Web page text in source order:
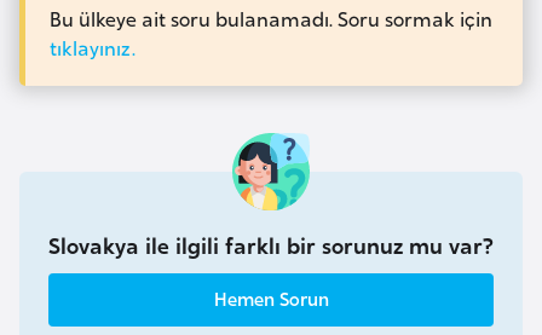
Bu ülkeye ait soru bulanamadı. Soru sormak için
tıklayınız.
Slovakya ile ilgili farklı bir sorunuz mu var?
Hemen Sorun
B
n
o
n